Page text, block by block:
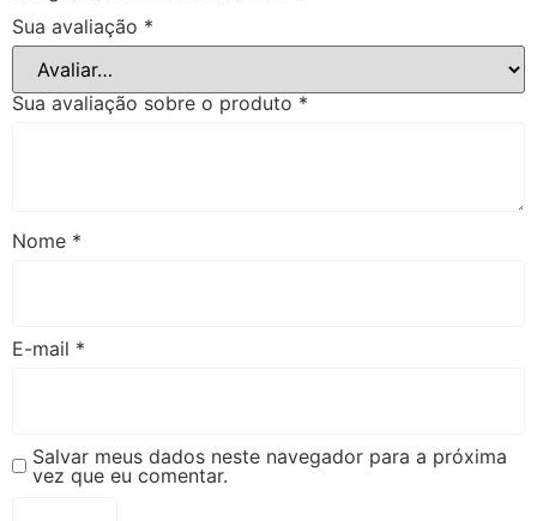
Sua avaliação *
Sua avaliação sobre o produto *
Nome *
E-mail *
Salvar meus dados neste navegador para a próxima
vez que eu comentar.